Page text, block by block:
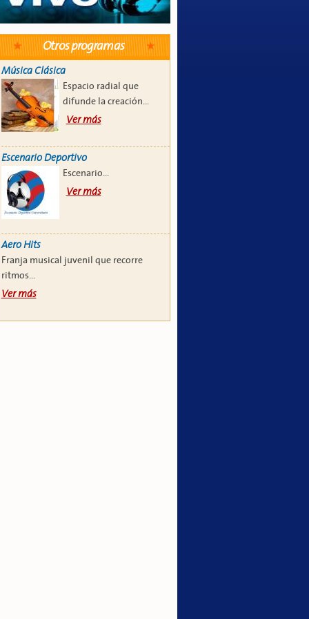
Otros programas
Música Clásica
Espacio radial que
difunde la creación...
Ver más
Escenario Deportivo
Escenario...
Ver más
Aero Hits
Franja musical juvenil que recorre
ritmos...
Ver más